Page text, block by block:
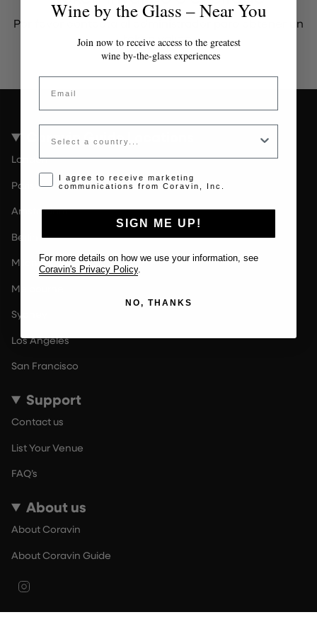
Por favor contacta al administrador para obtener un
token válido.
Coravin Guide Locations
London
Paris
Amsterdam
Berlin
Milan
Melbourne
Sydney
Los Angeles
San Francisco
Support
Contact us
List Your Venue
FAQ’s
About us
About Coravin
About Coravin Guide
Wine by the Glass – Near You
Join now to receive access to the greatest
wine by-the-glass experiences
Email
Country
Opt-in disclaimer
I agree to receive marketing
communications from Coravin, Inc.
SIGN ME UP!
For more details on how we use your information, see
Coravin's Privacy Policy
NO, THANKS